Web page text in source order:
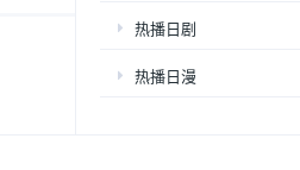
热播日剧
热播日漫